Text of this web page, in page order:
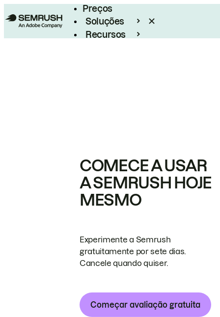
Preços
Soluções
Recursos
COMECE A USAR
A SEMRUSH HOJE
MESMO
Experimente a Semrush
gratuitamente por sete dias.
Cancele quando quiser.
Começar avaliação gratuita